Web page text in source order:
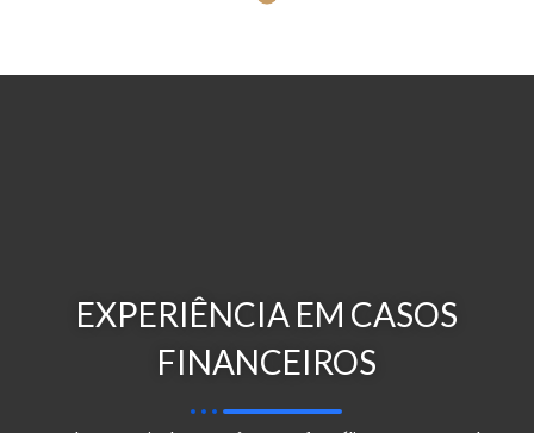
EXPERIÊNCIA EM CASOS
FINANCEIROS